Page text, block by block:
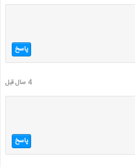
پاسخ
4 سال قبل
پاسخ